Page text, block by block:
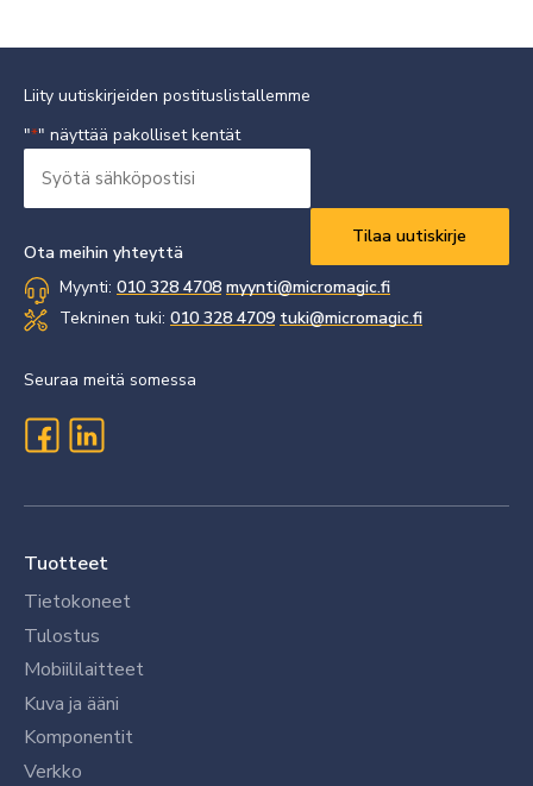
Liity uutiskirjeiden postituslistallemme
"*" näyttää pakolliset kentät
sähköpostisi
Ota meihin yhteyttä
Myynti: 010 328 4708 myynti@micromagic.fi
Tekninen tuki: 010 328 4709 tuki@micromagic.fi
Seuraa meitä somessa
Tuotteet
Tietokoneet
Tulostus
Mobiililaitteet
Kuva ja ääni
Komponentit
Verkko